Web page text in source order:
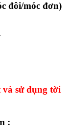
đôi/móc đơn)
sử dụng tời
: